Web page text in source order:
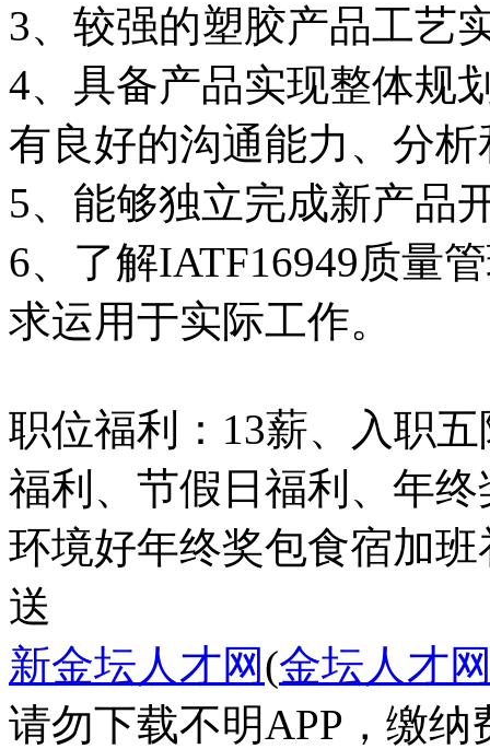
3、较强的塑胶产品工艺
4、具备产品实现整体规
有良好的沟通能力、分
5、能够独立完成新产品
6、了解IATF16949质量
求运用于实际工作。
职位福利：13薪、入职
福利、节假日福利、年
环境好年终奖包食宿加班
送
新金坛人才网(金坛人才
请勿下载不明APP，缴